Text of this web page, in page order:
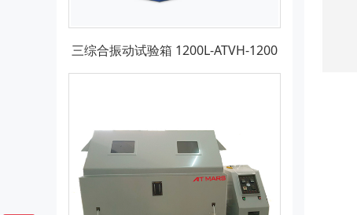
三综合振动试验箱 1200L-ATVH-1200